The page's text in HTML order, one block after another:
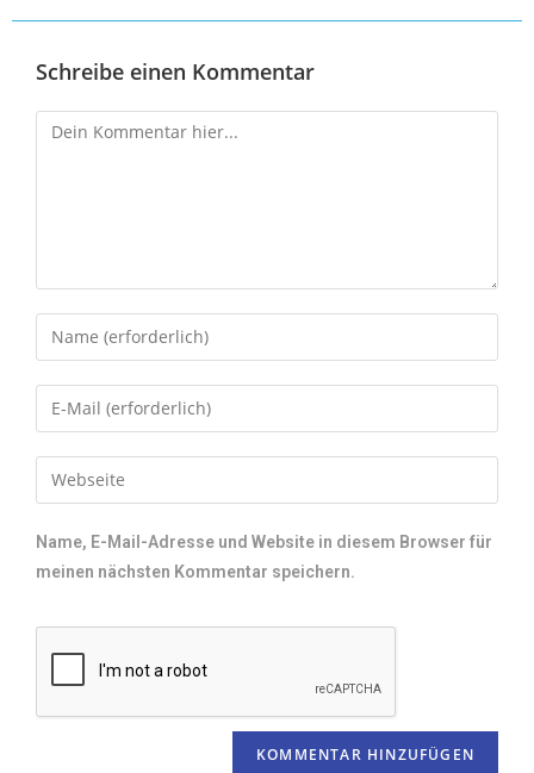
Schreibe einen Kommentar
Name, E-Mail-Adresse und Website in diesem Browser für
meinen nächsten Kommentar speichern.